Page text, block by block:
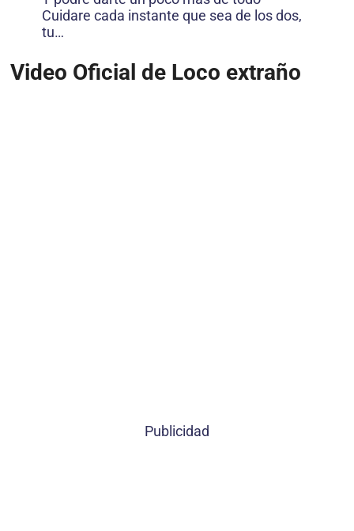
Cuidare cada instante que sea de los dos,
tu…
Video Oficial de Loco extraño
Publicidad